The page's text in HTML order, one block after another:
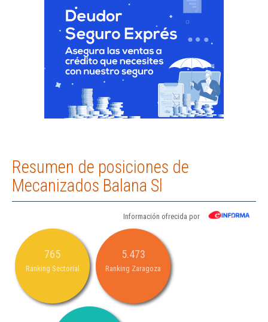
Resumen de posiciones de
Mecanizados Balana Sl
Información ofrecida por
765
Ranking Sectorial
5.473
Ranking Zaragoza